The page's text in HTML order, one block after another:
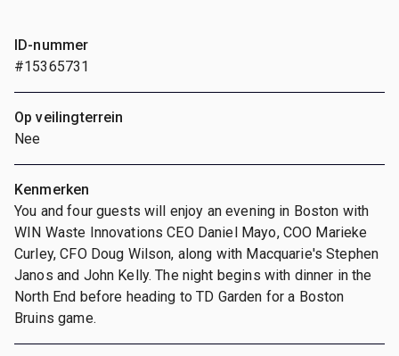
ID-nummer
#15365731
Op veilingterrein
Nee
Kenmerken
You and four guests will enjoy an evening in Boston with
WIN Waste Innovations CEO Daniel Mayo, COO Marieke
Curley, CFO Doug Wilson, along with Macquarie's Stephen
Janos and John Kelly. The night begins with dinner in the
North End before heading to TD Garden for a Boston
Bruins game.